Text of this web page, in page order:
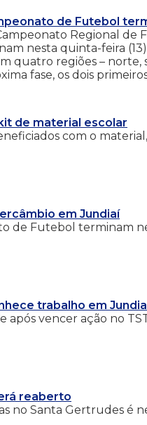
de Futebol
Regional
nesta quinta-feira
quatro regiões –
fase, os dois
de material escolar
com o
em Jundiaí
de Futebol terminam
trabalho em
após vencer ação no
reaberto
no Santa Gertrudes é